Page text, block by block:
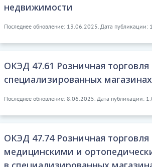
недвижимости
Последнее обновление: 13.06.2025. Дата публикации:
ОКЭД 47.61 Розничная
специализированных магазинах
Последнее обновление: 8.06.2025. Дата публикации:
ОКЭД 47.74 Розничная торговля
медицинскими и